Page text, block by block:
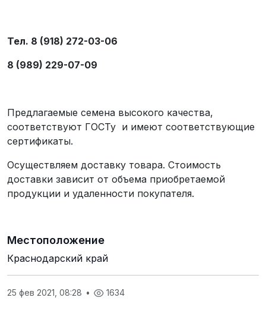
Тел. 8 (918) 272-03-06
8 (989) 229-07-09
Предлагаемые семена высокого качества,
соответствуют ГОСТу и имеют соответствующие
сертификаты.
Осуществляем доставку товара. Стоимость
доставки зависит от объема приобретаемой
продукции и удаленности покупателя.
Местоположение
Краснодарский край
25 фев 2021, 08:28 • 1634